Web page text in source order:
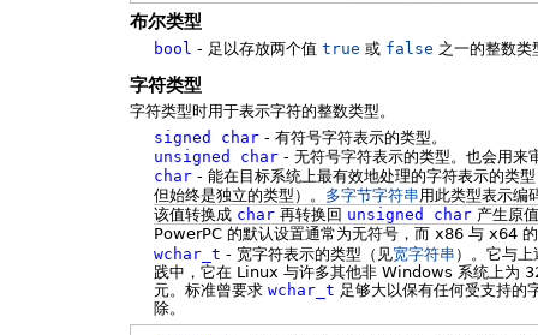
布尔类型
bool - 足以存放两个值true 或 false 之一的整数类
字符类型
字符类型时用于表示字符的整数类型。
signed
char - 有符号字符表示的类型。
unsigned
char - 无符号字符表示的类型。也会用来
char - 能在目标系统上最有效地处理的字符表示的类
但始终是独立的类型）。 多字节字符串用此类型表示编
该值转换成 char 再转换回 unsigned char 产生原
PowerPC 的默认设置通常为无符号，而 x86 与 x64
wchar_t - 宽字符表示的类型（见宽字符串 ）。它与
践中，它在 Linux 与许多其他非 Windows 系统上为
元。标准曾要求wchar_t 足够大以保有任何受支持
除。